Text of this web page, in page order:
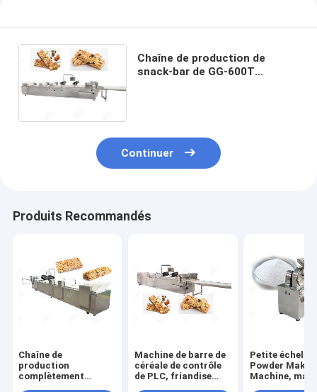
Chaîne de production de
snack-bar de GG-600T
Continuer
Produits Recommandés
Chaîne de
production
complètement
Machine de barre de
céréale de contrôle
de PLC, friandise
Petite échelle
Powder
Machine,